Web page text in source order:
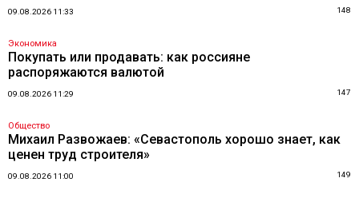
09.08.2026 11:33 148
Экономика
Покупать или продавать: как россияне
распоряжаются валютой
09.08.2026 11:29 147
Общество
Михаил Развожаев: «Севастополь хорошо знает, как
ценен труд строителя»
09.08.2026 11:00 149